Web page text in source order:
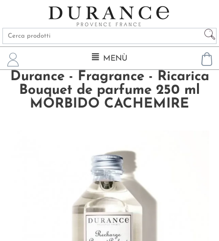
MENÙ
Durance - Fragrance - Ricarica
Bouquet de parfume 250 ml
MORBIDO CACHEMIRE